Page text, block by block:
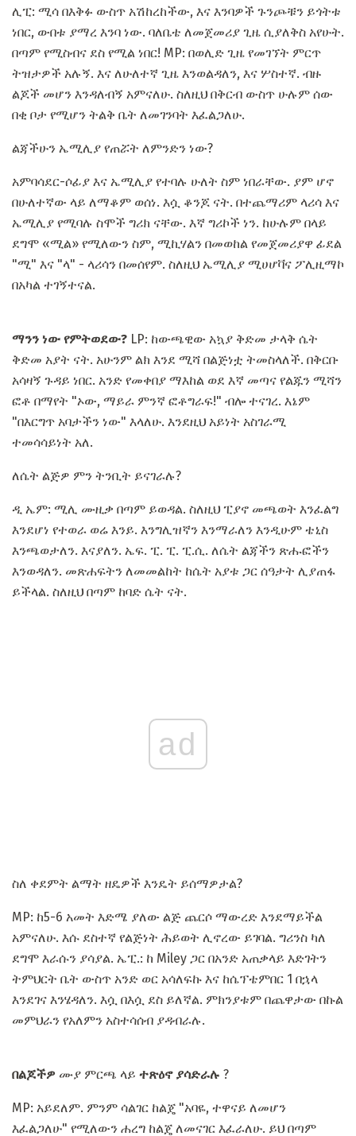
ሊፒ: ሚሳ በእቅፉ ውስጥ አሽከረከችው, እና እንባዎች ጉንጮቹን ይጎትቱ
ነበር, ውበቱ ያማረ እንባ ነው. ባለቤቴ ለመጀመሪያ ጊዜ ሲያለቅስ አየሁት.
በጣም የሚስብና ደስ የሚል ነበር! MP: በወሊድ ጊዜ የመገኘት ምርጥ
ትዝታዎች አሉኝ. እና ለሁለተኛ ጊዜ እንወልዳለን, እና ሦስተኛ. ብዙ
ልጆች መሆን እንዳለብኝ አምናለሁ. ስለዚህ በቅርብ ውስጥ ሁሉም ሰው
በቂ ቦታ የሚሆን ትልቅ ቤት ለመገንባት እፈልጋለሁ.
ልጃችሁን ኤሚሊያ የጠሯት ለምንድን ነው?
አምባሳደር-ሶፊያ እና ኤሚሊያ የተባሉ ሁለት ስም ነበራቸው. ያም ሆኖ
በሁለተኛው ላይ ለማቆም ወሰነ. እሷ ቆንጆ ናት. በተጨማሪም ላሪሳ እና
ኤሚሊያ የሚባሉ ስሞች ግሪክ ናቸው. እኛ ግሪኮች ነን. ከሁሉም በላይ
ደግሞ «ሚል» የሚለውን ስም, ሚኪሃልን በመወከል የመጀመሪያዋ ፊደል
"ሚ" እና "ላ" - ላሪሳን በመሰየም. ስለዚህ ኤሚሊያ ሚሀሆቫና ፖሊዚማኮ
በአካል ተገኝተናል.
ማንን ነው የምትወደው? LP: ከውጫዊው አኳያ ቅድመ ታላቅ ሴት
ቅድመ አያት ናት. አሁንም ልክ እንደ ሚሻ በልጅነቷ ትመስላለች. በቅርቡ
አሳዛኝ ጉዳይ ነበር. አንድ የመቀበያ ማእከል ወደ እኛ መጣና የልጁን ሚሻን
ፎቶ በማየት "ኦው, ማይራ ምንኛ ፎቶግራፍ!" ብሎ ተናገረ. እኔም
"በእርግጥ አባታችን ነው" እላለሁ. እንደዚህ አይነት አስገራሚ
ተመሳሳይነት አለ.
ለሴት ልጅዎ ምን ትንቢት ይናገራሉ?
ዲ ኤም: ሚሊ ሙዚቃ በጣም ይወዳል. ስለዚህ ፒያኖ መጫወት እንፈልግ
እንደሆነ የተወራ ወሬ እንይ. እንግሊዝኛን እንማራለን እንዲሁም ቴኒስ
እንጫወታለን. እናያለን. ኤፍ. ፒ. ፒ. ፒ.ሲ. ለሴት ልጃችን ጽሑፎችን
እንወዳለን. መጽሐፍትን ለመመልከት ከሴት አያቱ ጋር ሰዓታት ሊያጠፋ
ይችላል. ስለዚህ በጣም ከባድ ሴት ናት.
ad
ስለ ቀደምት ልማት ዘዴዎች እንዴት ይሰማዎታል?
MP: ከ5-6 አመት እድሜ ያለው ልጅ ጨርሶ ማውረድ እንደማይችል
አምናለሁ. እሱ ደስተኛ የልጅነት ሕይወት ሊኖረው ይገባል. ግሪንስ ካለ
ደግሞ እራሱን ያሳያል. ኤፒ.: ከ Miley ጋር በአንድ አጠቃላይ እድገትን
ትምህርት ቤት ውስጥ አንድ ወር አሳለፍኩ እና ከሴፕቴምበር 1 በኋላ
እንደገና እንሄዳለን. እሷ በእሷ ደስ ይለኛል. ምክንያቱም በጨዋታው በኩል
መምህራን የአለምን አስተሳሰብ ያዳብራሉ.
በልጆችዎ ሙያ ምርጫ ላይ ተጽዕኖ ያሳድራሉ ?
MP: አይደለም. ምንም ሳልገር ከልጄ "አባዬ, ተዋናይ ለመሆን
እፈልጋለሁ" የሚለውን ሐረግ ከልጄ ለመናገር እፈራለሁ. ይህ በጣም